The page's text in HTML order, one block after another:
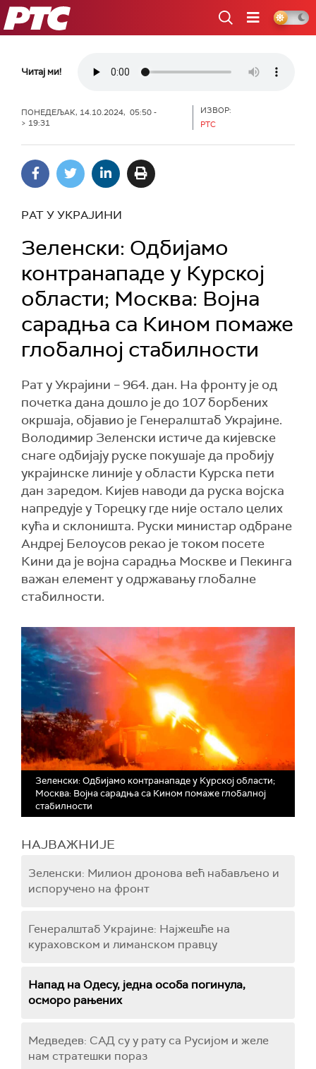
РТС
Читај ми!
ПОНЕДЕЉАК, 14.10.2024, 05:50 -
> 19:31
ИЗВОР:
РТС
РАТ У УКРАЈИНИ
Зеленски: Одбијамо
контранападе у Курској
области; Москва: Војна
сарадња са Кином помаже
глобалној стабилности
Рат у Украјини – 964. дан. На фронту је од
почетка дана дошло је до 107 борбених
окршаја, објавио је Генералштаб Украјине.
Володимир Зеленски истиче да кијевске
снаге одбијају руске покушаје да пробију
украјинске линије у области Курска пети
дан заредом. Кијев наводи да руска војска
напредује у Торецку где није остало целих
кућа и склоништа. Руски министар одбране
Андреј Белоусов рекао је током посете
Кини да је војна сарадња Москве и Пекинга
важан елемент у одржавању глобалне
стабилности.
Зеленски: Одбијамо контранападе у Курској области;
Москва: Војна сарадња са Кином помаже глобалној
стабилности
НАЈВАЖНИЈЕ
Зеленски: Милион дронова већ набављено и
испоручено на фронт
Генералштаб Украјине: Најжешће на
кураховском и лиманском правцу
Напад на Одесу, једна особа погинула,
осморо рањених
Медведев: САД су у рату са Русијом и желе
нам стратешки пораз